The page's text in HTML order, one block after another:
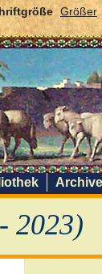
2023)
Größer
Archive